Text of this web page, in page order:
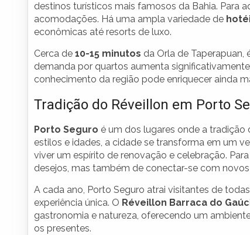
destinos turísticos mais famosos da Bahia. Para
acomodações. Há uma ampla variedade de
econômicas até resorts de luxo.
Cerca de 10-15 minutos da Orla de
demanda por quartos aumenta
conhecimento da região pode enriquecer ainda
Tradição do Réveillon em Porto
Porto Seguro é um dos lugares onde a
estilos e idades, a cidade se transforma em um
viver um espírito de renovação e celebração.
desejos, mas também de conectar-se com
A cada ano, Porto Seguro atrai visitantes de
experiência única. O Réveillon Barraca do
gastronomia e natureza, oferecendo um
os presentes.